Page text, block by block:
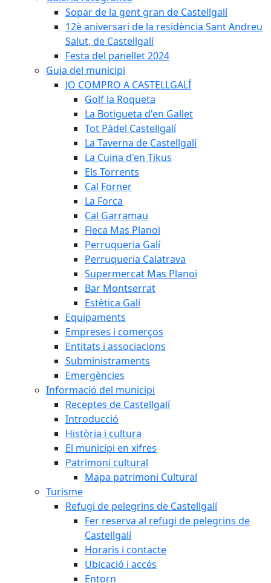
Sopar de la gent gran de Castellgalí
12è aniversari de la residència Sant Andreu
Salut, de Castellgalí
Festa del panellet 2024
Guia del municipi
JO COMPRO A CASTELLGALÍ
Golf la Roqueta
La Botigueta d'en Gallet
Tot Pàdel Castellgalí
La Taverna de Castellgalí
La Cuina d'en Tikus
Els Torrents
Cal Forner
La Forca
Cal Garramau
Fleca Mas Planoi
Perruqueria Galí
Perruqueria Calatrava
Supermercat Mas Planoi
Bar Montserrat
Estètica Galí
Equipaments
Empreses i comerços
Entitats i associacions
Subministraments
Emergències
Informació del municipi
Receptes de Castellgalí
Introducció
Història i cultura
El municipi en xifres
Patrimoni cultural
Mapa patrimoni Cultural
Turisme
Refugi de pelegrins de Castellgalí
Fer reserva al refugi de pelegrins de
Castellgalí
Horaris i contacte
Ubicació i accés
Entorn